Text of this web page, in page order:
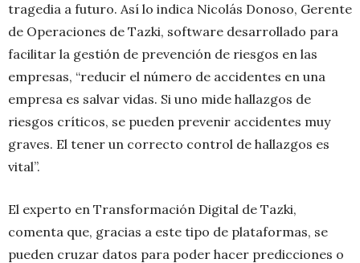
tragedia a futuro. Así lo indica Nicolás Donoso, Gerente
de Operaciones de Tazki, software desarrollado para
facilitar la gestión de prevención de riesgos en las
empresas, “reducir el número de accidentes en una
empresa es salvar vidas. Si uno mide hallazgos de
riesgos críticos, se pueden prevenir accidentes muy
graves. El tener un correcto control de hallazgos es
vital”.
El experto en Transformación Digital de Tazki,
comenta que, gracias a este tipo de plataformas, se
pueden cruzar datos para poder hacer predicciones o